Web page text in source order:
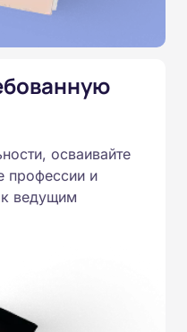
по всем
N 534 в
о
осваивайте
профессии и
к ведущим